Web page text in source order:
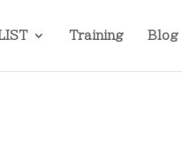
Training Blog